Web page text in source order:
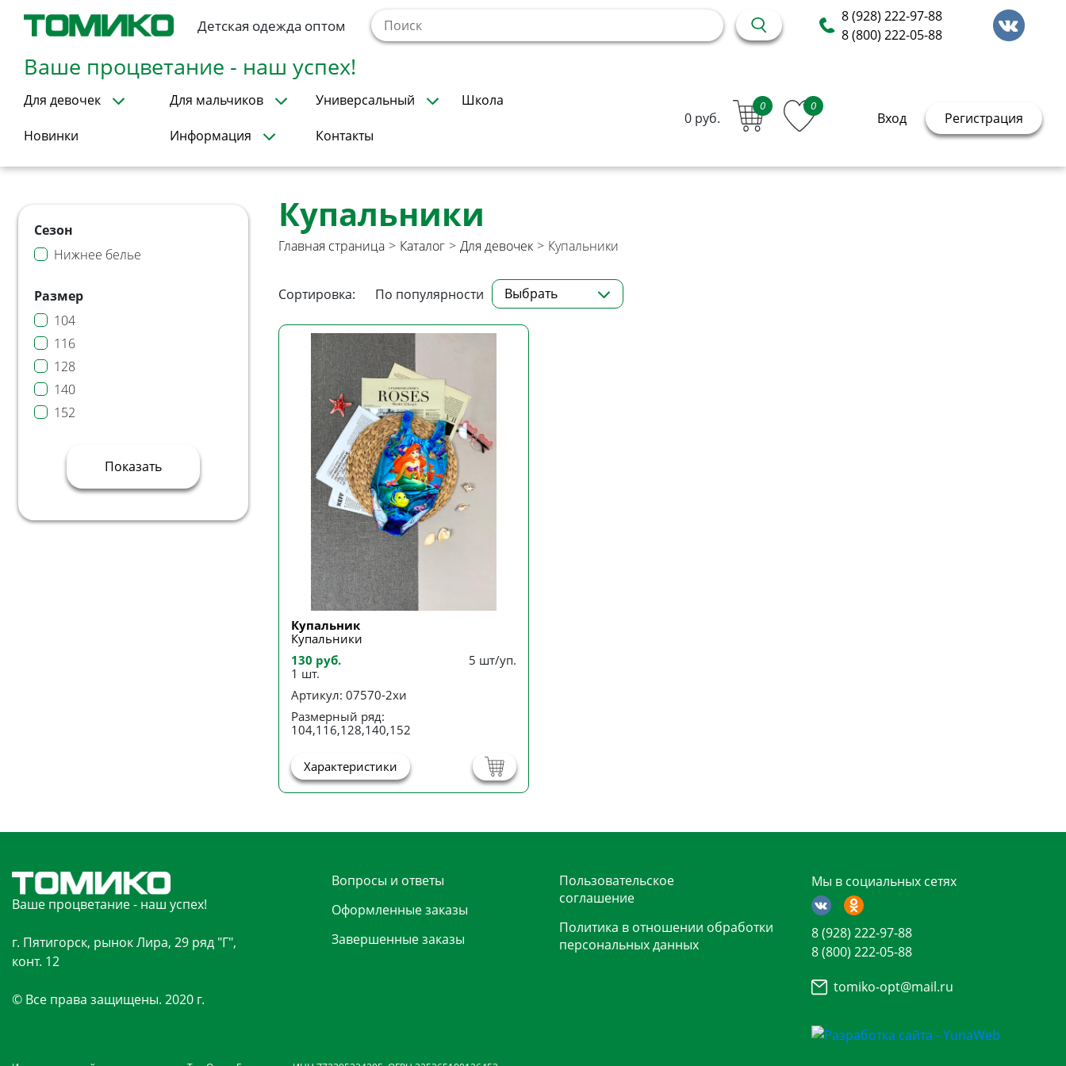
Детская одежда оптом
8 (928) 222-97-88
8 (800) 222-05-88
Ваше процветание - наш успех!
Для девочек Для мальчиков Универсальный Школа
Новинки Информация Контакты
0 руб.
0 0
Вход Регистрация
Сезон
Нижнее белье
Размер
104
116
128
140
152
Показать
Купальники
Главная страница > Каталог > Для девочек > Купальники
Сортировка: По популярности Выбрать
Купальник
Купальники
130 руб.
1 шт.
5 шт/уп.
Артикул: 07570-2хи
Размерный ряд:
104,116,128,140,152
Характеристики
Ваше процветание - наш успех!
г. Пятигорск, рынок Лира, 29 ряд "Г",
конт. 12
© Все права защищены. 2020 г.
Вопросы и ответы
Оформленные заказы
Завершенные заказы
Пользовательское
соглашение
Политика в отношении обработки
персональных данных
Мы в социальных сетях
8 (928) 222-97-88
8 (800) 222-05-88
tomiko-opt@mail.ru